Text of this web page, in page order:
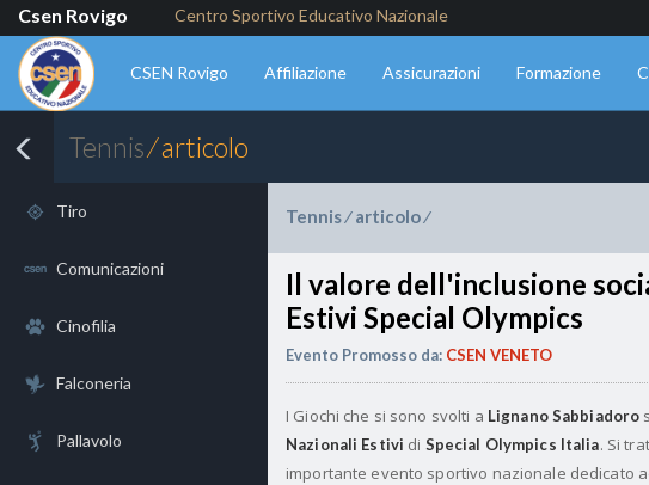
Csen Rovigo Centro Sportivo Educativo Nazionale
CSEN Rovigo Affiliazione Assicurazioni Formazione
Tennis⁄ articolo
Tiro
Comunicazioni
Cinofilia
Falconeria
Pallavolo
Tennis⁄articolo⁄
Il valore dell'inclusione
Estivi Special Olympics
Evento Promosso da: CSEN VENETO
I Giochi che si sono svolti a Lignano Sabbiadoro
Nazionali Estivi di Special Olympics Italia. Si
importante evento sportivo nazionale dedicato